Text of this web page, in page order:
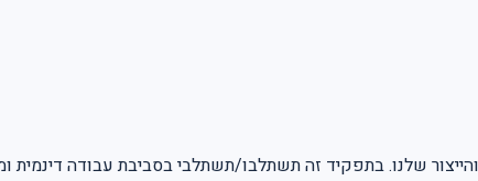
שלנו. בתפקיד זה תשתלבו/תשתלבי בסביבת עבודה דינמית